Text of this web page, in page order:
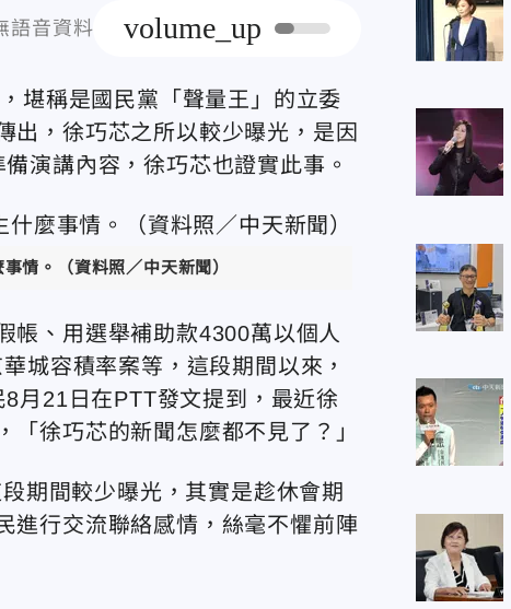
語音資料 volume_up
堪稱是國民黨「聲量王」的立委
出，徐巧芯之所以較少曝光，是因
演講內容，徐巧芯也證實此事。
情。（資料照／中天新聞）
帳、用選舉補助款4300萬以個人
城容積率案等，這段期間以來，
月21日在PTT發文提到，最近徐
徐巧芯的新聞怎麼都不見了？」
期間較少曝光，其實是趁休會期
進行交流聯絡感情，絲毫不懼前陣